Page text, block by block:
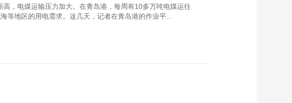
，电煤运输压力加大。在青岛港，每周有10多万吨电煤运往
等地区的用电需求。这几天，记者在青岛港的作业平...